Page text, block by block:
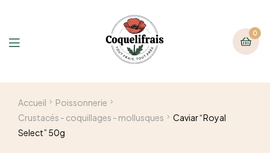
0
Accueil
Poissonnerie
Crustacés - coquillages - mollusques
Caviar “Royal
Select” 50g